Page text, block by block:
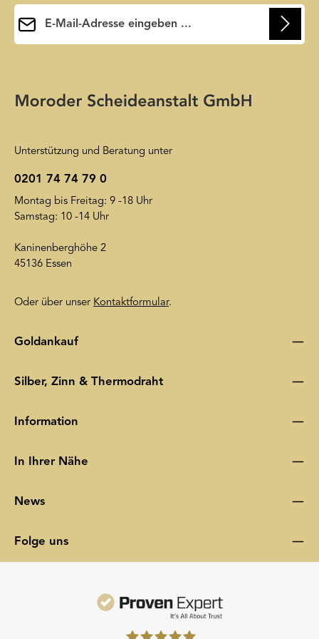
Datenschutzerklärung wird insoweit verwiesen.
Unterstützung und Beratung unter
0201 74 74 79 0
Montag bis Freitag: 9 -18 Uhr
Samstag: 10 -14 Uhr
Kaninenberghöhe 2
45136 Essen
Oder über unser Kontaktformular.
Goldankauf
Silber, Zinn & Thermodraht
Information
In Ihrer Nähe
News
Folge uns